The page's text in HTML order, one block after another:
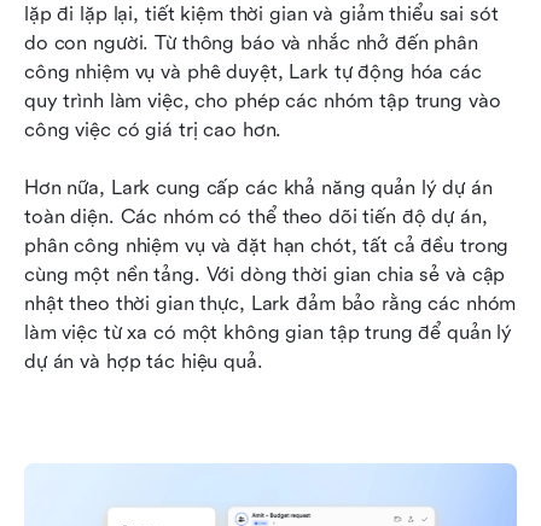
lặp đi lặp lại, tiết kiệm thời gian và giảm thiểu sai sót
do con người. Từ thông báo và nhắc nhở đến phân
công nhiệm vụ và phê duyệt, Lark tự động hóa các
quy trình làm việc, cho phép các nhóm tập trung vào
công việc có giá trị cao hơn.
Hơn nữa, Lark cung cấp các khả năng quản lý dự án
toàn diện. Các nhóm có thể theo dõi tiến độ dự án,
phân công nhiệm vụ và đặt hạn chót, tất cả đều trong
cùng một nền tảng. Với dòng thời gian chia sẻ và cập
nhật theo thời gian thực, Lark đảm bảo rằng các nhóm
làm việc từ xa có một không gian tập trung để quản lý
dự án và hợp tác hiệu quả.